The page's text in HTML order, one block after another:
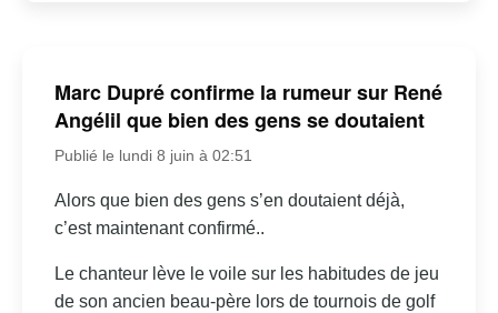
Marc Dupré confirme la rumeur sur René
Angélil que bien des gens se doutaient
Publié le lundi 8 juin à 02:51
Alors que bien des gens s’en doutaient déjà,
c’est maintenant confirmé..
Le chanteur lève le voile sur les habitudes de jeu
de son ancien beau-père lors de tournois de golf